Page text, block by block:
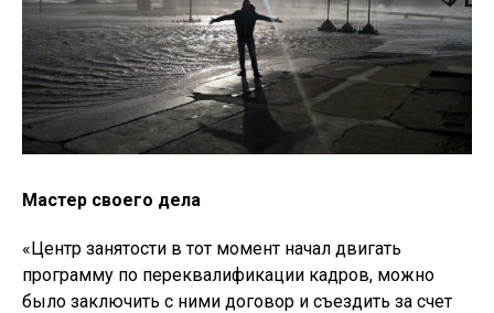
Мастер своего дела
«Центр занятости в тот момент начал двигать
программу по переквалификации кадров, можно
было заключить с ними договор и съездить за счет